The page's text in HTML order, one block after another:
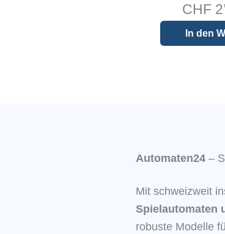
CHF
In den
Automaten24 –
Mit schweizweit
Spielautomaten
robuste Modelle